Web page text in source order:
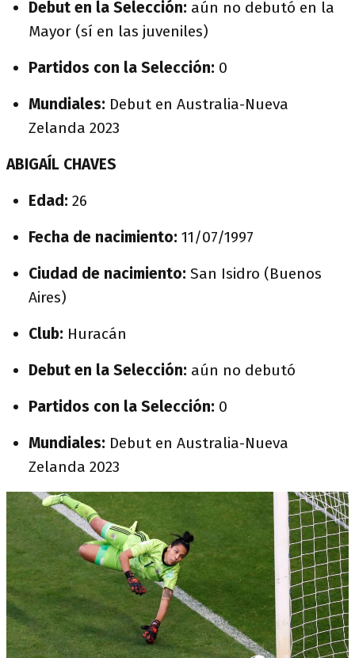
Debut en la Selección: aún no debutó en la
Mayor (sí en las juveniles)
Partidos con la Selección: 0
Mundiales: Debut en Australia-Nueva
Zelanda 2023
ABIGAÍL CHAVES
Edad: 26
Fecha de nacimiento: 11/07/1997
Ciudad de nacimiento: San Isidro (Buenos
Aires)
Club: Huracán
Debut en la Selección: aún no debutó
Partidos con la Selección: 0
Mundiales: Debut en Australia-Nueva
Zelanda 2023